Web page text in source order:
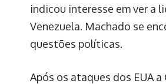
indicou interesse em ver a
Venezuela. Machado se
questões políticas.
Após os ataques dos EUA